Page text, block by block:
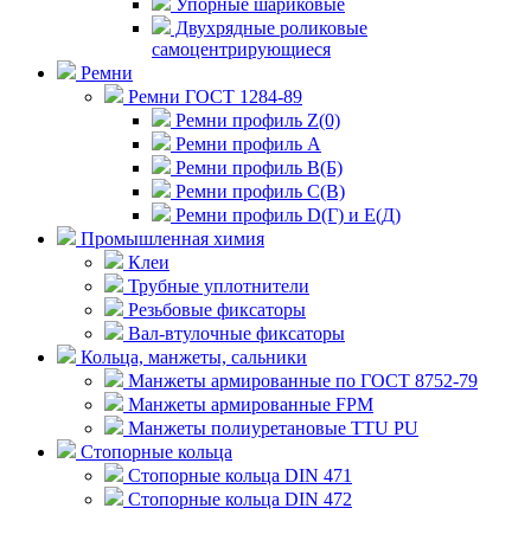
Упорные шариковые
Двухрядные роликовые
самоцентрирующиеся
Ремни
Ремни ГОСТ 1284-89
Ремни профиль Z(0)
Ремни профиль А
Ремни профиль В(Б)
Ремни профиль С(В)
Ремни профиль D(Г) и E(Д)
Промышленная химия
Клеи
Трубные уплотнители
Резьбовые фиксаторы
Вал-втулочные фиксаторы
Кольца, манжеты, сальники
Манжеты армированные по ГОСТ 8752-79
Манжеты армированные FPM
Манжеты полиуретановые TTU PU
Стопорные кольца
Стопорные кольца DIN 471
Стопорные кольца DIN 472